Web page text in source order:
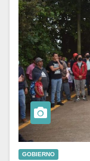
GOBIERNO